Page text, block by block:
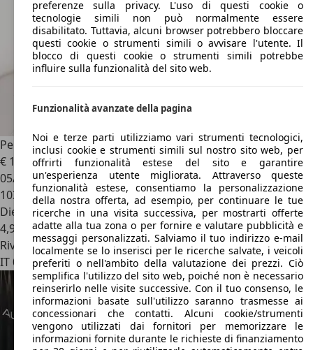
Peugeot 30082.0 bluehdi GT s&s 180cv eat8
€ 12.900
05/2019
103.547 km
Diesel
4,9 l/100 km (comb.)
Rivenditore
IT 00138Roma - Rm
preferenze sulla privacy. L'uso di questi cookie o
tecnologie simili non può normalmente essere
disabilitato. Tuttavia, alcuni browser potrebbero bloccare
questi cookie o strumenti simili o avvisare l'utente. Il
blocco di questi cookie o strumenti simili potrebbe
influire sulla funzionalità del sito web.
Funzionalità avanzate della pagina
Noi e terze parti utilizziamo vari strumenti tecnologici,
inclusi cookie e strumenti simili sul nostro sito web, per
offrirti funzionalità estese del sito e garantire
un'esperienza utente migliorata. Attraverso queste
funzionalità estese, consentiamo la personalizzazione
della nostra offerta, ad esempio, per continuare le tue
ricerche in una visita successiva, per mostrarti offerte
adatte alla tua zona o per fornire e valutare pubblicità e
messaggi personalizzati. Salviamo il tuo indirizzo e-mail
localmente se lo inserisci per le ricerche salvate, i veicoli
preferiti o nell'ambito della valutazione dei prezzi. Ciò
semplifica l'utilizzo del sito web, poiché non è necessario
reinserirlo nelle visite successive. Con il tuo consenso, le
informazioni basate sull'utilizzo saranno trasmesse ai
concessionari che contatti. Alcuni cookie/strumenti
vengono utilizzati dai fornitori per memorizzare le
informazioni fornite durante le richieste di finanziamento